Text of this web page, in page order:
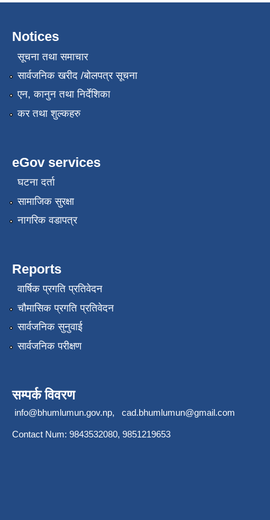
Notices
सूचना तथा समाचार
सार्वजनिक खरीद /बोलपत्र सूचना
एन, कानुन तथा निर्देशिका
कर तथा शुल्कहरु
eGov services
घटना दर्ता
सामाजिक सुरक्षा
नागरिक वडापत्र
Reports
वार्षिक प्रगति प्रतिवेदन
चौमासिक प्रगति प्रतिवेदन
सार्वजनिक सुनुवाई
सार्वजनिक परीक्षण
सम्पर्क विवरण
info@bhumlumun.gov.np, cad.bhumlumun@gmail.com
Contact Num: 9843532080, 9851219653